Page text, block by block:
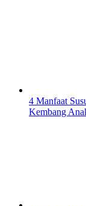
4 Manfaat
Kembang